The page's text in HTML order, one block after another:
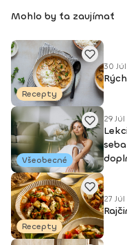
Mohlo by ťa zaujímať
Recepty
30
Všeobecné
29
Recepty
27